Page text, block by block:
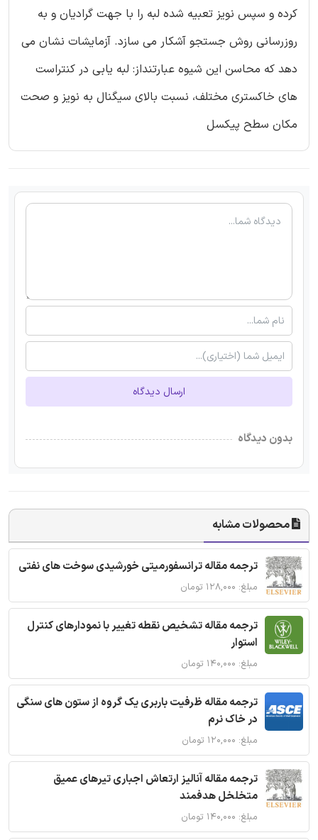
کرده و سپس نویز تعبیه شده لبه را با جهت گرادیان و به
روزرسانی روش جستجو آشکار می سازد. آزمایشات نشان می
دهد که محاسن این شیوه عبارتنداز: لبه یابی در کنتراست
های خاکستری مختلف، نسبت بالای سیگنال به نویز و صحت
مکان سطح پیکسل
ارسال دیدگاه
بدون دیدگاه
محصولات مشابه
ترجمه مقاله ترانسفورمیتی خورشیدی سوخت های نفتی
مبلغ: ۱۲۸,۰۰۰ تومان
ترجمه مقاله تشخیص نقطه تغییر با نمودارهای کنترل
استوار
مبلغ: ۱۴۰,۰۰۰ تومان
ترجمه مقاله ظرفیت باربری یک گروه از ستون های سنگی
در خاک نرم
مبلغ: ۱۲۰,۰۰۰ تومان
ترجمه مقاله آنالیز ارتعاش اجباری تیرهای عمیق
متخلخل هدفمند
مبلغ: ۱۴۰,۰۰۰ تومان